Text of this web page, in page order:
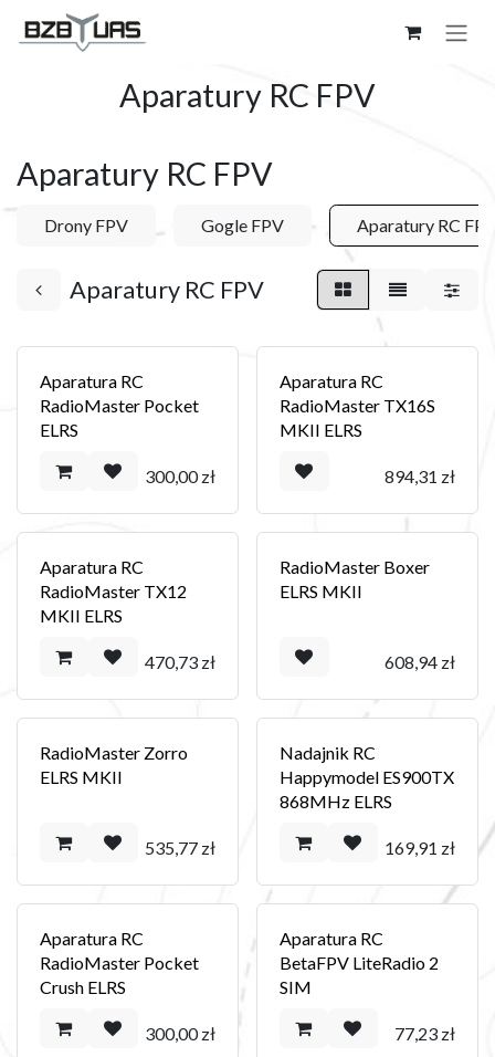
Skip to Content
Aparatury RC FPV
Aparatury RC FPV
Drony FPV Gogle FPV Aparatury RC
Aparatury RC FPV
Aparatura RC
RadioMaster Pocket
ELRS
300,00zł
Aparatura RC
RadioMaster TX16S
MKII ELRS
894,31 zł
Aparatura RC
RadioMaster TX12
MKII ELRS
470,73zł
RadioMaster Boxer
ELRS MKII
608,94zł
RadioMaster Zorro
ELRS MKII
535,77zł
Nadajnik RC
Happymodel ES900TX
868MHz ELRS
169,91 zł
Aparatura RC
RadioMaster Pocket
Crush ELRS
300,00zł
Aparatura RC
BetaFPV LiteRadio 2
SIM
77,23zł